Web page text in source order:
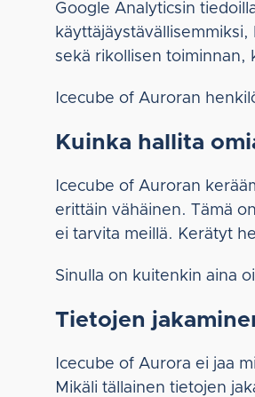
Google Analyticsin
sekä rikollisen toiminnan,
Icecube of Auroran
Kuinka hallita
Icecube of Auroran
erittäin vähäinen. Tämä
ei tarvita meillä. Kerätyt
Sinulla on kuitenkin aina
Tietojen
Icecube of Aurora ei jaa
Mikäli tällainen tietojen